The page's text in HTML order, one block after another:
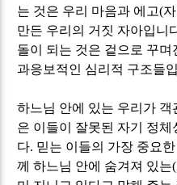
는 것은 우리 마음과 에고(
만든 우리의 거짓 자아입니
돌이 되는 것은 겉으로 꾸며
과응보적인 심리적 구조들
하느님 안에 있는 우리가
은 이들이 잘못된 자기 정체
다. 믿는 이들의 가장 중요
께 하느님 안에 숨겨져 있는(